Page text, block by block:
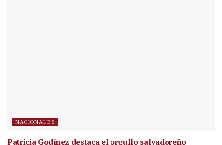
NACIONALES
Patricia Godínez destaca el orgullo salvadoreño